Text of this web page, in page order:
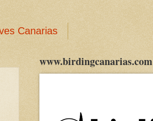
Canarias
www.birdingcanarias.com